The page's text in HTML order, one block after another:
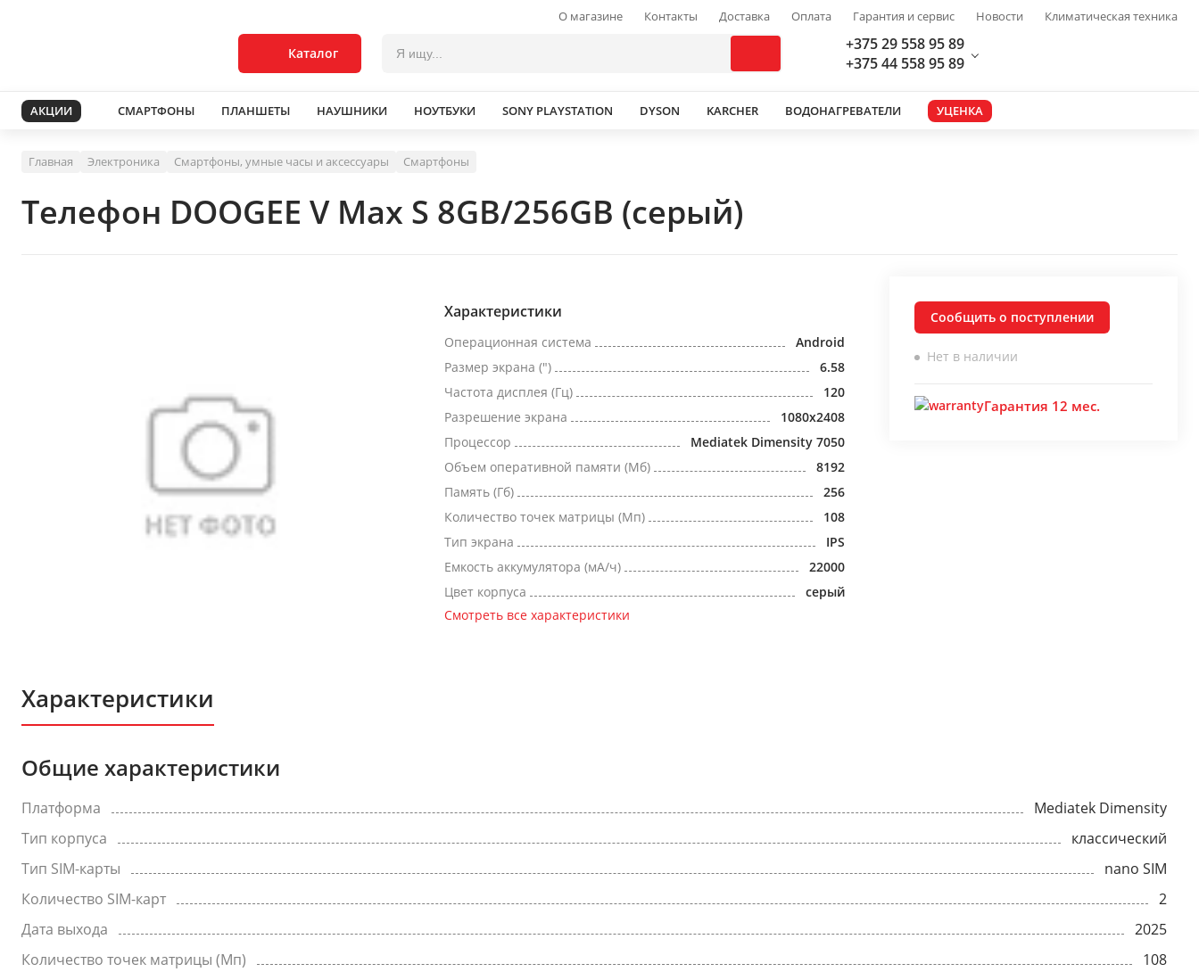
О магазине Контакты Доставка Оплата Гарантия и сервис Новости Климатическая техника
Каталог
+375 29 558 95 89
+375 44 558 95 89
АКЦИИ СМАРТФОНЫ ПЛАНШЕТЫ НАУШНИКИ НОУТБУКИ SONY PLAYSTATION DYSON KARCHER ВОДОНАГРЕВАТЕЛИ УЦЕНКА
Главная Электроника Смартфоны, умные часы и аксессуары Смартфоны
Телефон DOOGEE V Max S 8GB/256GB (серый)
Характеристики
Операционная система
Android
Размер экрана (")
6.58
Частота дисплея (Гц)
120
Разрешение экрана
1080x2408
Процессор
Mediatek Dimensity 7050
Объем оперативной памяти (Мб)
8192
Память (Гб)
256
Количество точек матрицы (Мп)
108
Тип экрана
IPS
Емкость аккумулятора (мА/ч)
22000
Цвет корпуса
серый
Смотреть все характеристики
Сообщить о поступлении
Нет в наличии
Гарантия 12 мес.
Характеристики
Общие характеристики
Платформа
Mediatek Dimensity
Тип корпуса
классический
Тип SIM-карты
nano SIM
Количество SIM-карт
2
Дата выхода
2025
Количество точек матрицы (Мп)
108